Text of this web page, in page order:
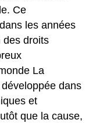
Ce
les années
des droits
La
dans
et
que la cause,